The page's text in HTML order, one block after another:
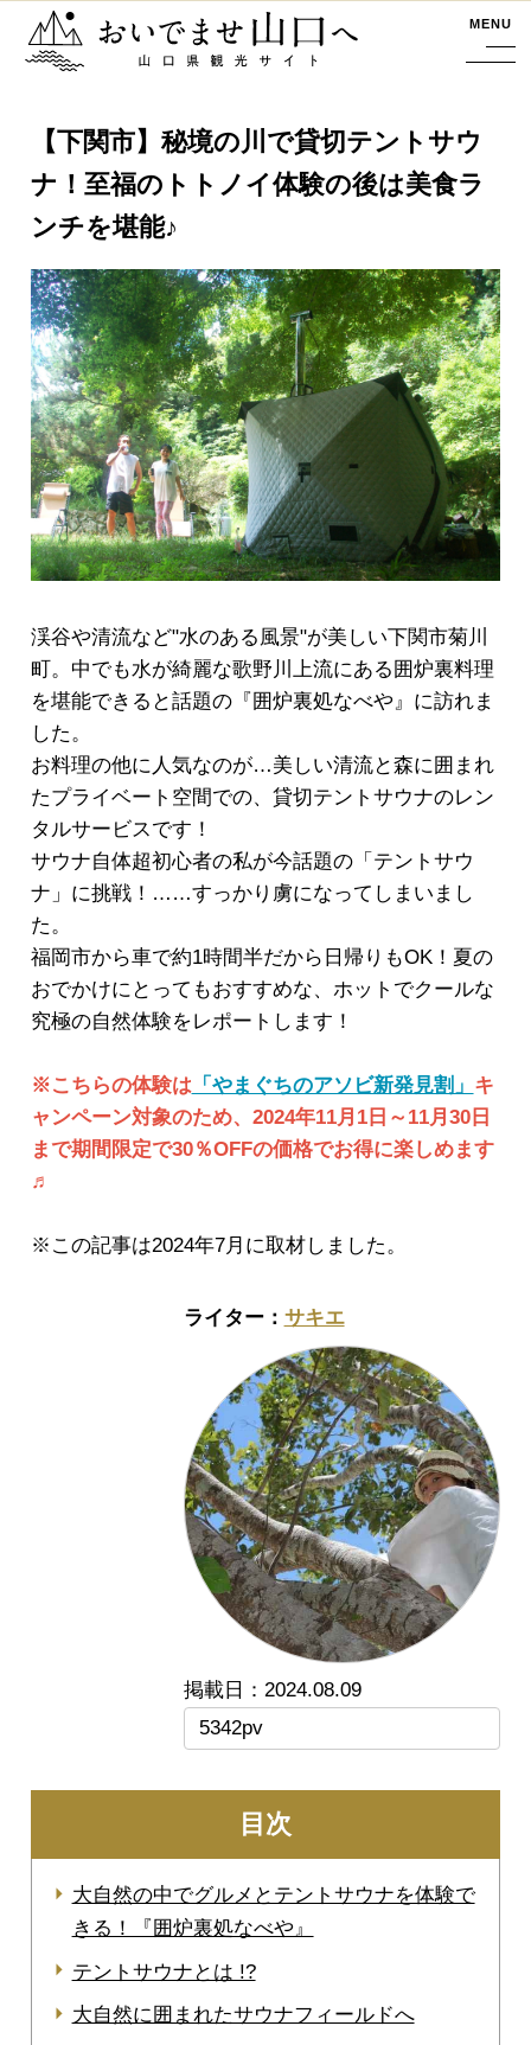
おいでませ山口へー山口県観光サイト MENU
【下関市】秘境の川で貸切テントサウ
ナ！至福のトトノイ体験の後は美食ラ
ンチを堪能♪
渓谷や清流など"水のある風景"が美しい下関市菊川
町。中でも水が綺麗な歌野川上流にある囲炉裏料理
を堪能できると話題の『囲炉裏処なべや』に訪れま
した。
お料理の他に人気なのが…美しい清流と森に囲まれ
たプライベート空間での、貸切テントサウナのレン
タルサービスです！
サウナ自体超初心者の私が今話題の「テントサウ
ナ」に挑戦！……すっかり虜になってしまいまし
た。
福岡市から車で約1時間半だから日帰りもOK！夏の
おでかけにとってもおすすめな、ホットでクールな
究極の自然体験をレポートします！
※こちらの体験は「やまぐちのアソビ新発見割」 キ
ャンペーン対象のため、2024年11月1日～11月30日
まで期間限定で30％OFFの価格でお得に楽しめます
♬
※この記事は2024年7月に取材しました。
サキエ
2024.08.09
5342pv
目次
大自然の中でグルメとテントサウナを体験で
きる！『囲炉裏処なべや』
テントサウナとは !?
大自然に囲まれたサウナフィールドへ